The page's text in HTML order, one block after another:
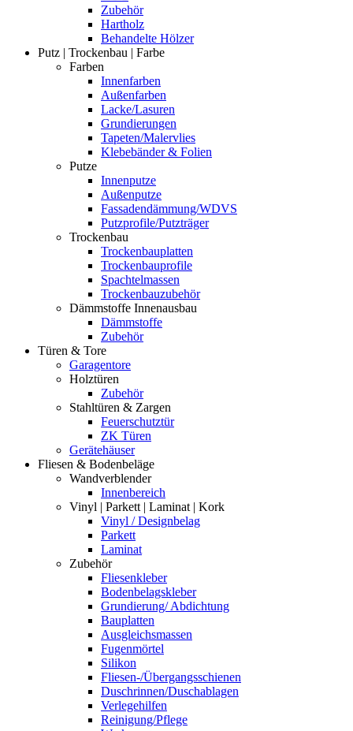
Zubehör
Hartholz
Behandelte Hölzer
Putz | Trockenbau | Farbe
Farben
Innenfarben
Außenfarben
Lacke/Lasuren
Grundierungen
Tapeten/Malervlies
Klebebänder & Folien
Putze
Innenputze
Außenputze
Fassadendämmung/WDVS
Putzprofile/Putzträger
Trockenbau
Trockenbauplatten
Trockenbauprofile
Spachtelmassen
Trockenbauzubehör
Dämmstoffe Innenausbau
Dämmstoffe
Zubehör
Türen & Tore
Garagentore
Holztüren
Zubehör
Stahltüren & Zargen
Feuerschutztür
ZK Türen
Gerätehäuser
Fliesen & Bodenbeläge
Wandverblender
Innenbereich
Vinyl | Parkett | Laminat | Kork
Vinyl / Designbelag
Parkett
Laminat
Zubehör
Fliesenkleber
Bodenbelagskleber
Grundierung/ Abdichtung
Bauplatten
Ausgleichsmassen
Fugenmörtel
Silikon
Fliesen-/Übergangsschienen
Duschrinnen/Duschablagen
Verlegehilfen
Reinigung/Pflege